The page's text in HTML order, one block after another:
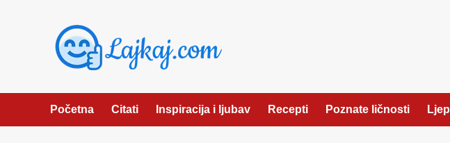
Početna Citati Inspiracija i ljubav Recepti Poznate ličnosti